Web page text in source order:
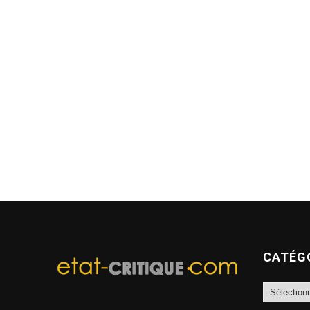
Catégories